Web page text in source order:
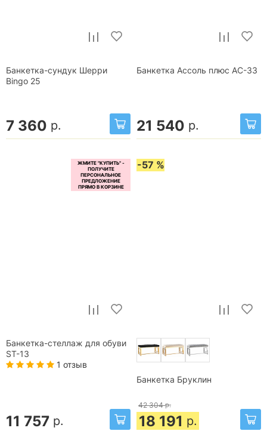
Банкетка-сундук Шерри
Bingo 25
7 360 р.
Банкетка Ассоль плюс АС-33
21 540 р.
Банкетка-стеллаж для обуви
ST-13
1 отзыв
11 757 р.
-57 %
Банкетка Бруклин
42 304 р.
18 191 р.